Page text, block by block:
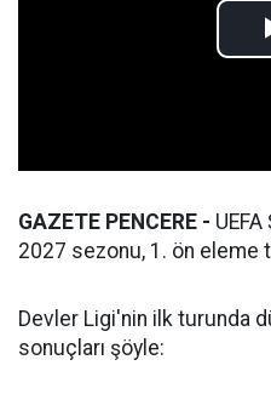
GAZETE PENCERE -
2027 sezonu, 1. ön eleme
Devler Ligi'nin ilk turunda
sonuçları şöyle: